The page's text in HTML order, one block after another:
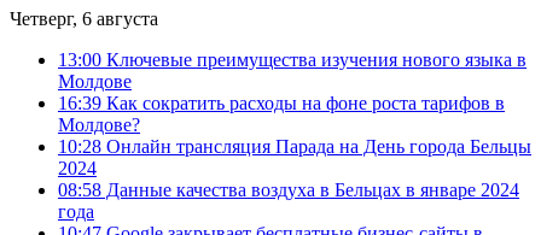
Четверг, 6 августа
13:00 Ключевые преимущества изучения нового языка в
Молдове
16:39 Как сократить расходы на фоне роста тарифов в
Молдове?
10:28 Онлайн трансляция Парада на День города Бельцы
2024
08:58 Данные качества воздуха в Бельцах в январе 2024
года